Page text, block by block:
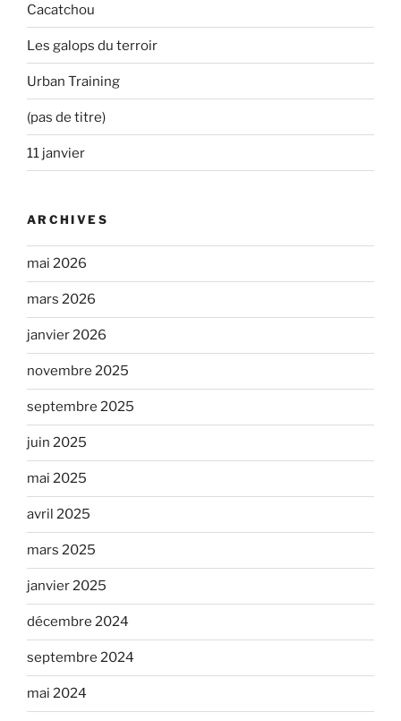
Cacatchou
Les galops du terroir
Urban Training
(pas de titre)
11 janvier
ARCHIVES
mai 2026
mars 2026
janvier 2026
novembre 2025
septembre 2025
juin 2025
mai 2025
avril 2025
mars 2025
janvier 2025
décembre 2024
septembre 2024
mai 2024